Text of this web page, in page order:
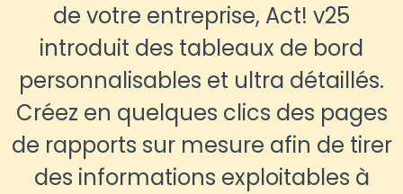
de votre entreprise, Act! v25
introduit des tableaux de bord
personnalisables et ultra détaillés.
Créez en quelques clics des pages
de rapports sur mesure afin de tirer
des informations exploitables à